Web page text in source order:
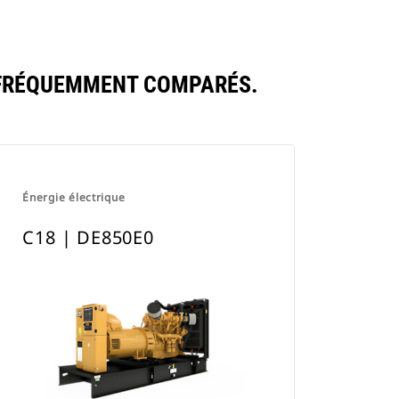
COMPARÉS.
Énergie électrique
C18 | DE850E0